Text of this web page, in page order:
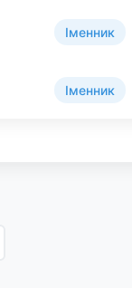
Іменник
Іменник